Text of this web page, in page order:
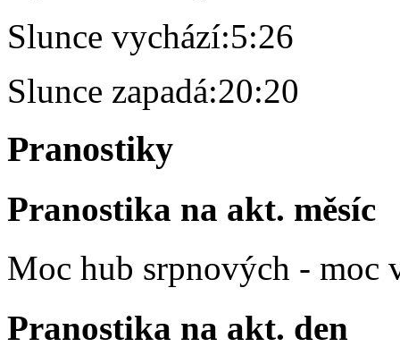
Slunce vychází:5:26
Slunce zapadá:20:20
Pranostiky
Pranostika na akt. měsíc
Moc hub srpnových - moc
Pranostika na akt. den